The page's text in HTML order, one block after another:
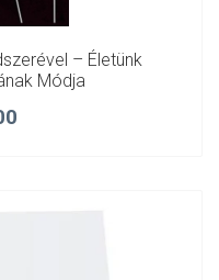
– Életünk
Módja